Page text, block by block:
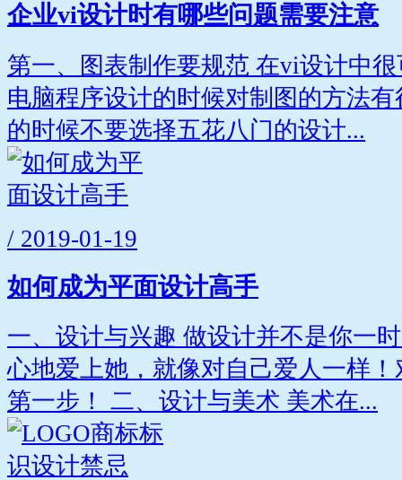
企业vi设计时有哪些问题需要注意
第一、图表制作要规范 在vi设计中
电脑程序设计的时候对制图的方法
的时候不要选择五花八门的设计...
/ 2019-01-19
如何成为平面设计高手
一、设计与兴趣 做设计并不是你一
心地爱上她，就像对自己爱人一样
第一步！ 二、设计与美术 美术在...